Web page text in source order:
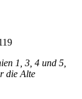
1, 3, 4 und 5,
die Alte